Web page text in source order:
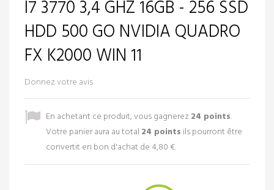
I7 3770 3,4 GHZ 16GB - 256 SSD
HDD 500 GO NVIDIA QUADRO
FX K2000 WIN 11
Donnez votre avis
En achetant ce produit, vous gagnerez 24 points.
Votre panier aura au total 24 points ils pourront être
convertit en bon d'achat de 4,80 €.